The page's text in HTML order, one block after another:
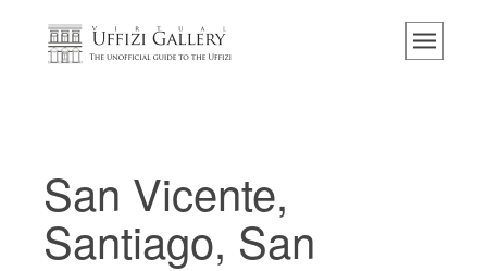
Home
Eventos y exposiciones
Los comentarios de los visitantes
San Vicente,
Santiago, San